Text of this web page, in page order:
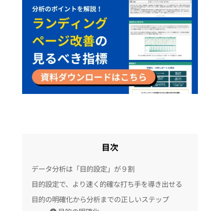
目次
データ分析は「目的設定」が９割
目的設定で、より速く的確な打ち手を導き出せる
目的の明確化から分析までの正しいステップ